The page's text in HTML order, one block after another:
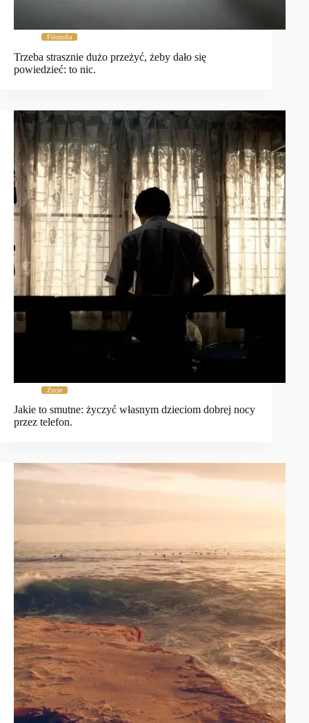
Filozofia
Trzeba strasznie dużo przeżyć, żeby dało się
powiedzieć: to nic.
Życie
Jakie to smutne: życzyć własnym dzieciom dobrej nocy
przez telefon.